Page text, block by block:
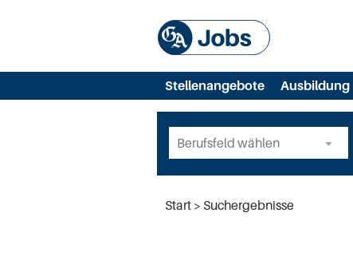
Stellenangebote Ausbildung
Start Suchergebnisse